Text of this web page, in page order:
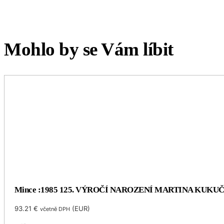
Mohlo by se Vám líbit
Mince :1985 125. VÝROČÍ NAROZENÍ MARTINA
93.21 € včetně DPH(EUR)